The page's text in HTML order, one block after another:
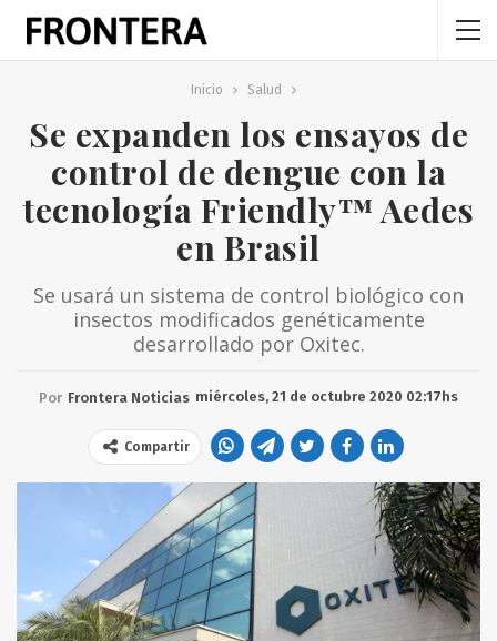
Inicio Salud
Se expanden los ensayos de
control de dengue con la
tecnología Friendly™ Aedes
en Brasil
Se usará un sistema de control biológico con
insectos modificados genéticamente
desarrollado por Oxitec.
Por Frontera Noticias miércoles, 21 de octubre 2020 02:17hs
Compartir